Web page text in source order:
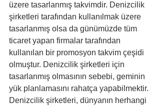
üzere tasarlanmış takvimdir. Denizcilik
şirketleri tarafından kullanılmak üzere
tasarlanmış olsa da günümüzde tüm
ticaret yapan firmalar tarafından
kullanılan bir promosyon takvim çeşidi
olmuştur. Denizcilik şirketleri için
tasarlanmış olmasının sebebi, geminin
yük planlamasını rahatça yapabilmektir.
Denizcilik şirketleri, dünyanın herhangi